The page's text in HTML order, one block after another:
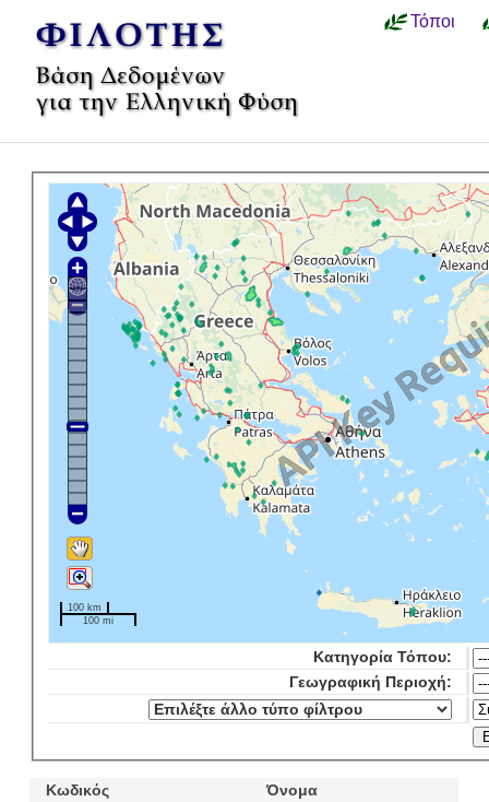
Τόποι
100 km
100 mi
Κατηγορία Τόπου:
Γεωγραφική Περιοχή:
Κωδικός
Όνομα